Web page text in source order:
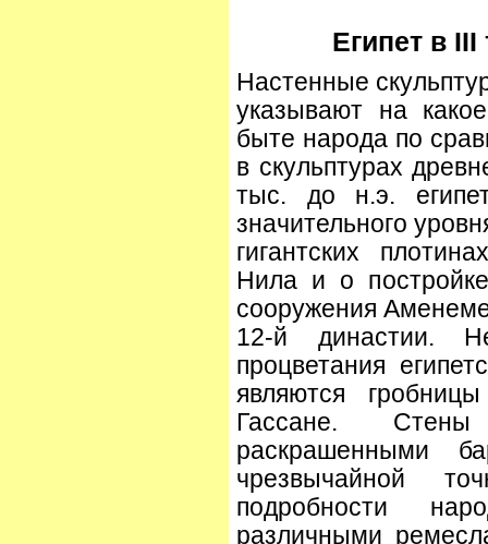
Египет в
Настенные
указывают на
быте народа по
в скульптурах
тыс. до н.э.
значительного
гигантских
Нила и о
сооружения
12-й династии.
процветания
являются
Гассане.
раскрашенными
чрезвычайной
подробности
различными